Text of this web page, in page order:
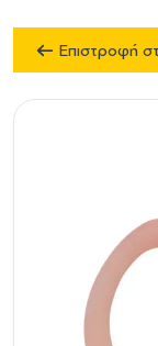
Επιστροφή